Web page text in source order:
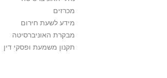
מכרזים
מידע לשעת חירום
מבקרת האוניברסיטה
תקנון משמעת ופסקי דין